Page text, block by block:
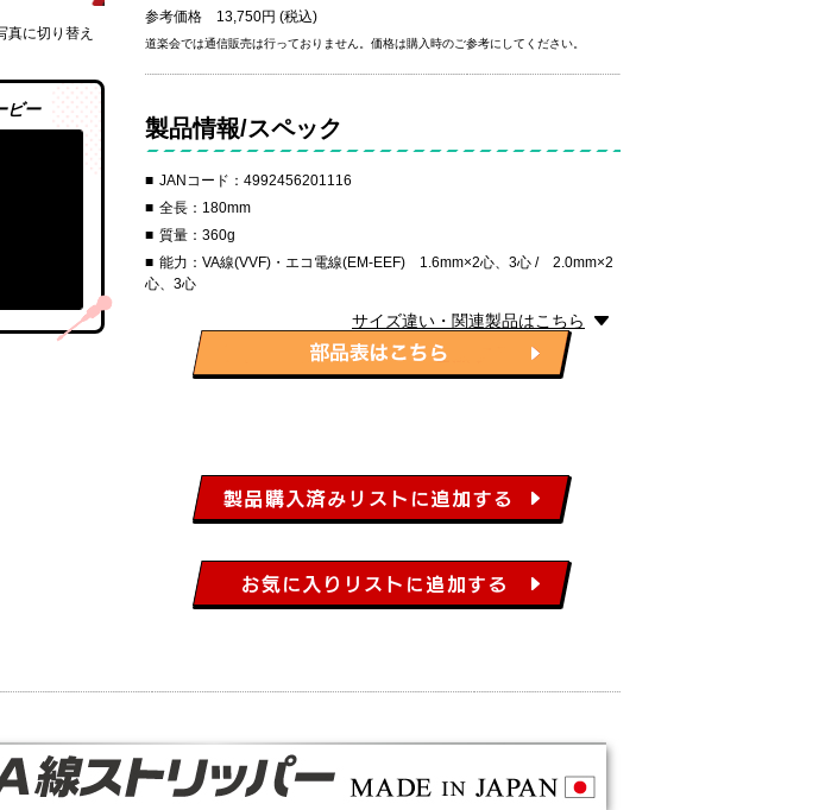
真に切り替え
ビー
参考価格 13,750円 (税込)
道楽会では通信販売は行っておりません。価格は購入時のご参考にしてください。
製品情報/スペック
JANコード：4992456201116
全長：180mm
質量：360g
能力：VA線(VVF)・エコ電線(EM-EEF) 1.6mm×2心、3心 / 2.0mm×2
心、3心
サイズ違い・関連製品はこちら